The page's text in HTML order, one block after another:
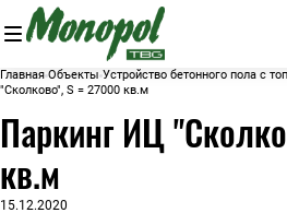
Главная Объекты Устройство бетонного пола с
"Сколково", S = 27000 кв.м
Паркинг ИЦ
кв.м
15.12.2020